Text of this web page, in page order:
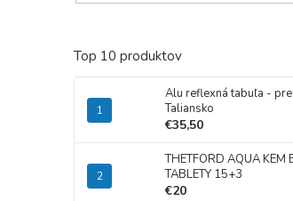
Top 10 produktov
Alu reflexná tabuľa - pre
Taliansko
€35,50
THETFORD AQUA KEM
TABLETY 15+3
€20